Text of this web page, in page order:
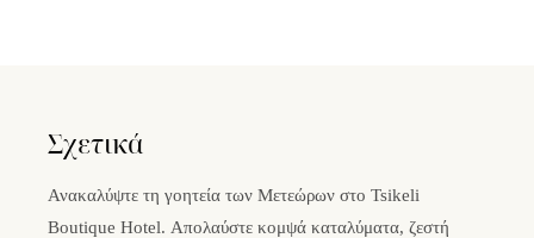
Σχετικά
Ανακαλύψτε τη γοητεία των Μετεώρων στο Tsikeli
Boutique Hotel. Απολαύστε κομψά καταλύματα, ζεστή